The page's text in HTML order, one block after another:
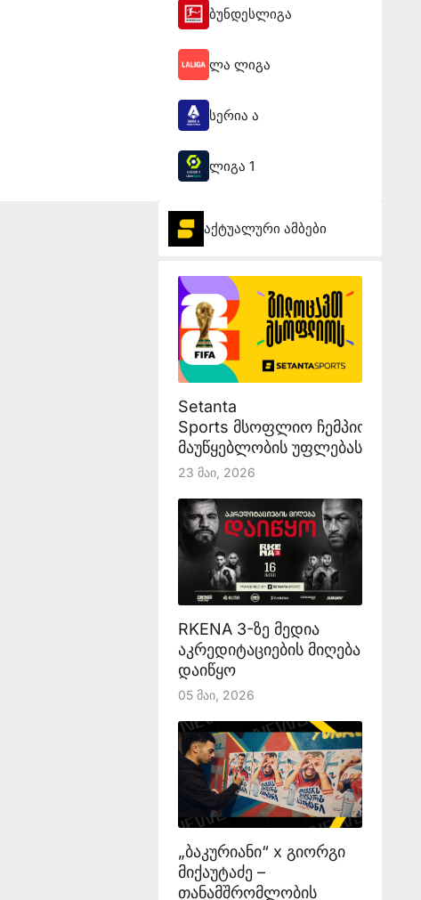
ბუნდესლიგა
ლა ლიგა
სერია ა
ლიგა 1
აქტუალური ამბები
Setanta
Sports მსოფლიო ჩემპიონატის
მაუწყებლობის უფლებას
23 Მაი, 2026
RKENA 3-ზე მედია
აკრედიტაციების მიღება
დაიწყო
05 Მაი, 2026
„ბაკურიანი“ x გიორგი
მიქაუტაძე –
თანამშრომლობის